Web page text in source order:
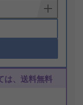
は、送料無料